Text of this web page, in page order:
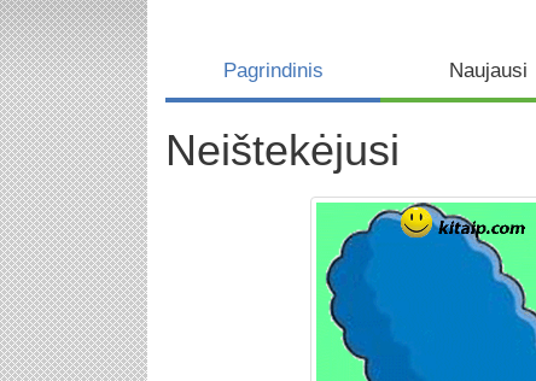
Pagrindinis Naujausi
Neištekėjusi